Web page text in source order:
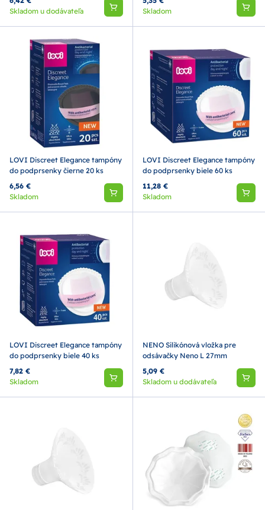
Skladom u dodávateľa
Skladom
LOVI Discreet Elegance tampóny
do podprsenky čierne 20 ks
6,56 €
Skladom
LOVI Discreet Elegance tampóny
do podprsenky biele 60 ks
11,28 €
Skladom
LOVI Discreet Elegance tampóny
do podprsenky biele 40 ks
7,82 €
Skladom
NENO Silikónová vložka pre
odsávačky Neno L 27mm
5,09 €
Skladom u dodávateľa